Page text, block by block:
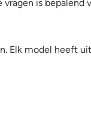
is
Elk model heeft